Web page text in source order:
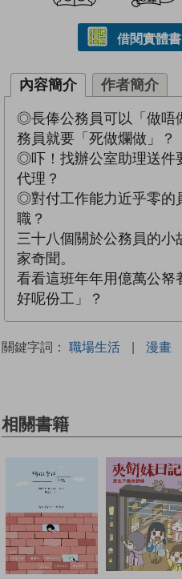
借閱實體書
內容簡介 作者簡介
◎長俸公務員可以「做唔
務員就要「死做爛做」？
◎吓！找辦公室助理送件
代理？
◎對付工作能力近乎零的
職？
三十八個關於公務員的小
家奇聞。
看看這班年年用億萬公帑
好呢份工」？
關鍵字詞： 職場生活 | 漫畫
相關書籍